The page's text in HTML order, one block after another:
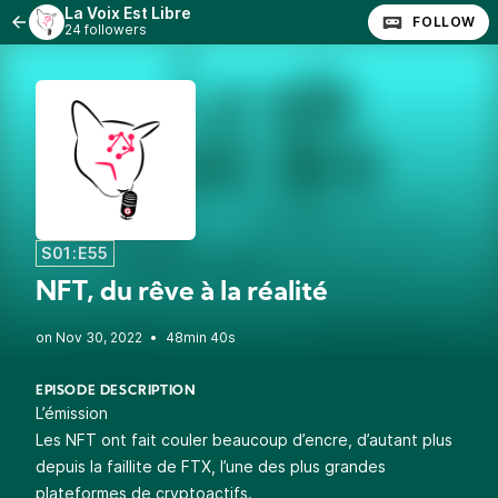
La Voix Est Libre
24 followers FOLLOW
S01:E55
NFT, du rêve à la réalité
• 48min 40s
EPISODE DESCRIPTION
L’émission
Les NFT ont fait couler beaucoup d’encre, d’autant plus
depuis la faillite de FTX, l’une des plus grandes
plateformes de cryptoactifs.